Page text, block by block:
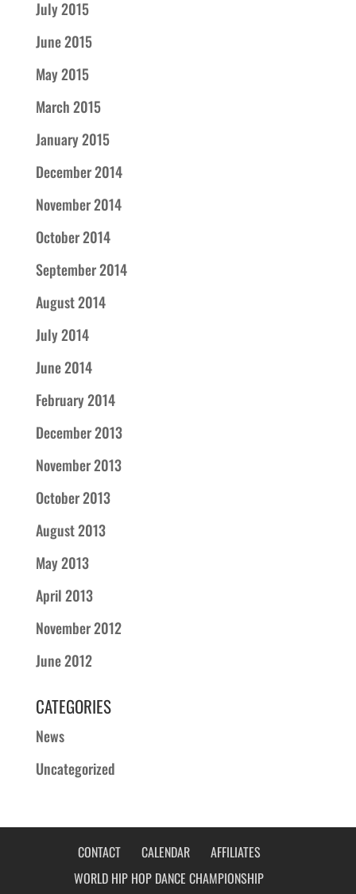
July 2015
June 2015
May 2015
March 2015
January 2015
December 2014
November 2014
October 2014
September 2014
August 2014
July 2014
June 2014
February 2014
December 2013
November 2013
October 2013
August 2013
May 2013
April 2013
November 2012
June 2012
CATEGORIES
News
Uncategorized
CONTACT CALENDAR
AFFILIATES
WORLD HIP HOP DANCE CHAMPIONSHIP